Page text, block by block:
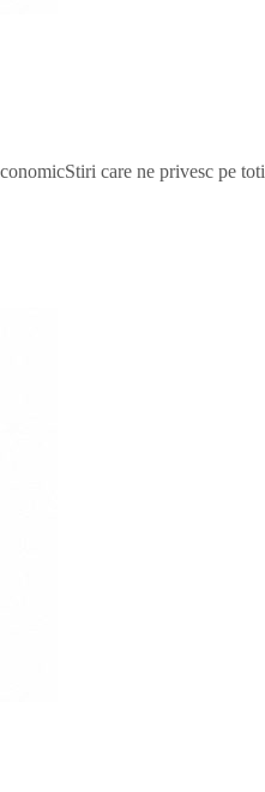
Stiri care ne privesc pe toti